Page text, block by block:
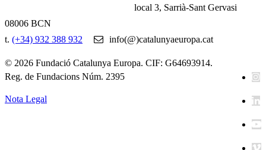
local 3, Sarrià-Sant Gervasi
08006 BCN
t. (+34) 932 388 932 info(@)catalunyaeuropa.cat
© 2026 Fundació Catalunya Europa. CIF: G64693914.
Reg. de Fundacions Núm. 2395
Nota Legal